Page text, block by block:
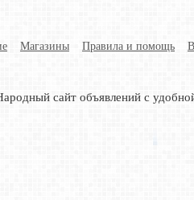
Магазины Правила и помощь
сайт объявлений с